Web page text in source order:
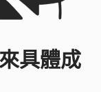
具體成